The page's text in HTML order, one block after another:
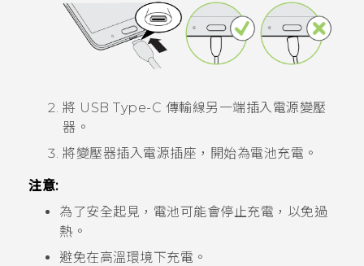
將 USB Type-C 傳輸線另一端插入電源變壓
器。
將變壓器插入電源插座，開始為電池充電。
注意:
為了安全起見，電池可能會停止充電，以免過
熱。
避免在高溫環境下充電。